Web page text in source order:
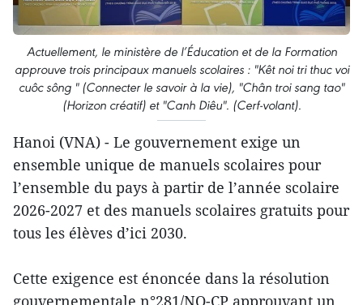
Actuellement, le ministère de l’Éducation et de la Formation
approuve trois principaux manuels scolaires : "Kêt noi tri thuc voi
cuôc sông " (Connecter le savoir à la vie), "Chân troi sang tao"
(Horizon créatif) et "Canh Diêu". (Cerf-volant).
Hanoi (VNA) - Le gouvernement exige un
ensemble unique de manuels scolaires pour
l’ensemble du pays à partir de l’année scolaire
2026-2027 et des manuels scolaires gratuits pour
tous les élèves d’ici 2030.
Cette exigence est énoncée dans la résolution
gouvernementale n°281/NQ-CP approuvant un